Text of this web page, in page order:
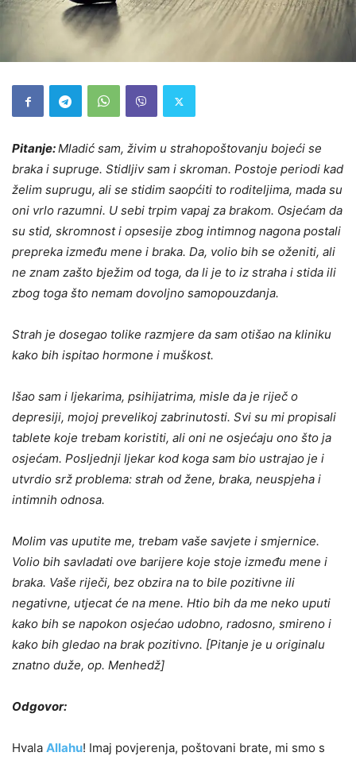
Pitanje:Mladić sam, živim u strahopoštovanju bojeći se
braka i supruge. Stidljiv sam i skroman. Postoje periodi kad
želim suprugu, ali se stidim saopćiti to roditeljima, mada su
oni vrlo razumni. U sebi trpim vapaj za brakom. Osjećam da
su stid, skromnost i opsesije zbog intimnog nagona postali
prepreka između mene i braka. Da, volio bih se oženiti, ali
ne znam zašto bježim od toga, da li je to iz straha i stida ili
zbog toga što nemam dovoljno samopouzdanja.
Strah je dosegao tolike razmjere da sam otišao na kliniku
kako bih ispitao hormone i muškost.
Išao sam i ljekarima, psihijatrima, misle da je riječ o
depresiji, mojoj prevelikoj zabrinutosti. Svi su mi propisali
tablete koje trebam koristiti, ali oni ne osjećaju ono što ja
osjećam. Posljednji ljekar kod koga sam bio ustrajao je i
utvrdio srž problema: strah od žene, braka, neuspjeha i
intimnih odnosa.
Molim vas uputite me, trebam vaše savjete i smjernice.
Volio bih savladati ove barijere koje stoje između mene i
braka. Vaše riječi, bez obzira na to bile pozitivne ili
negativne, utjecat će na mene. Htio bih da me neko uputi
kako bih se napokon osjećao udobno, radosno, smireno i
kako bih gledao na brak pozitivno. [Pitanje je u originalu
znatno duže, op. Menhedž]
Odgovor:
Hvala Allahu! Imaj povjerenja, poštovani brate, mi smo s